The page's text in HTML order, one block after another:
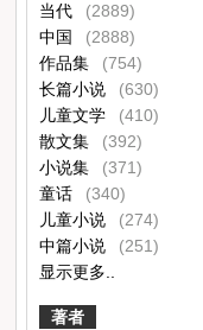
当代
(2889)
中国
(2888)
作品集
(754)
长篇小说
(630)
儿童文学
(410)
散文集
(392)
小说集
(371)
童话
(340)
儿童小说
(274)
中篇小说
(251)
显示更多..
著者